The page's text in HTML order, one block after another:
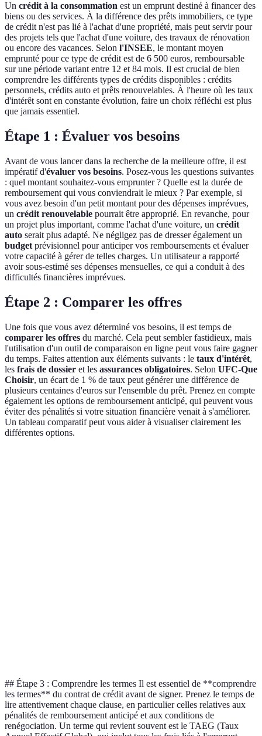
Un crédit à la consommation est un emprunt destiné à financer des
biens ou des services. À la différence des prêts immobiliers, ce type
de crédit n'est pas lié à l'achat d'une propriété, mais peut servir pour
des projets tels que l'achat d'une voiture, des travaux de rénovation
ou encore des vacances. Selon l'INSEE, le montant moyen
emprunté pour ce type de crédit est de 6 500 euros, remboursable
sur une période variant entre 12 et 84 mois. Il est crucial de bien
comprendre les différents types de crédits disponibles : crédits
personnels, crédits auto et prêts renouvelables. À l'heure où les taux
d'intérêt sont en constante évolution, faire un choix réfléchi est plus
que jamais essentiel.
Étape 1 : Évaluer vos besoins
Avant de vous lancer dans la recherche de la meilleure offre, il est
impératif d'évaluer vos besoins. Posez-vous les questions suivantes
: quel montant souhaitez-vous emprunter ? Quelle est la durée de
remboursement qui vous conviendrait le mieux ? Par exemple, si
vous avez besoin d'un petit montant pour des dépenses imprévues,
un crédit renouvelable pourrait être approprié. En revanche, pour
un projet plus important, comme l'achat d'une voiture, un crédit
auto serait plus adapté. Ne négligez pas de dresser également un
budget prévisionnel pour anticiper vos remboursements et évaluer
votre capacité à gérer de telles charges. Un utilisateur a rapporté
avoir sous-estimé ses dépenses mensuelles, ce qui a conduit à des
difficultés financières imprévues.
Étape 2 : Comparer les offres
Une fois que vous avez déterminé vos besoins, il est temps de
comparer les offres du marché. Cela peut sembler fastidieux, mais
l'utilisation d'un outil de comparaison en ligne peut vous faire gagner
du temps. Faites attention aux éléments suivants : le taux d'intérêt,
les frais de dossier et les assurances obligatoires. Selon UFC-Que
Choisir, un écart de 1 % de taux peut générer une différence de
plusieurs centaines d'euros sur l'ensemble du prêt. Prenez en compte
également les options de remboursement anticipé, qui peuvent vous
éviter des pénalités si votre situation financière venait à s'améliorer.
Un tableau comparatif peut vous aider à visualiser clairement les
différentes options.
## Étape 3 : Comprendre les termes Il est essentiel de **comprendre
les termes** du contrat de crédit avant de signer. Prenez le temps de
lire attentivement chaque clause, en particulier celles relatives aux
pénalités de remboursement anticipé et aux conditions de
renégociation. Un terme qui revient souvent est le TAEG (Taux